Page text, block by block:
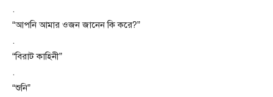
.
“আপনি আমার ওজন জানেন কি করে?”
.
“বিরাট কাহিনী”
.
“শুনি”